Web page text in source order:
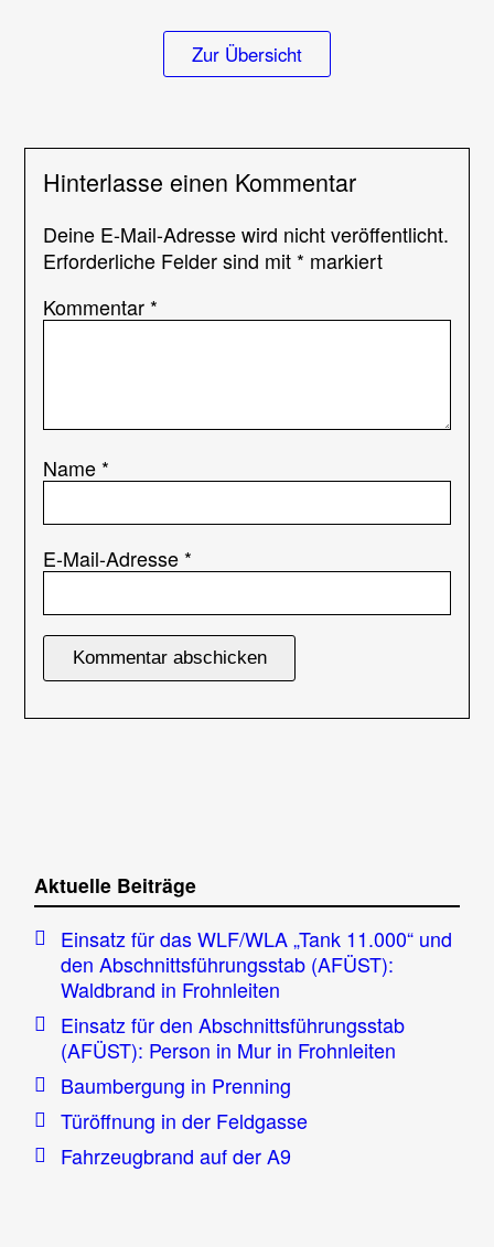
Zur Übersicht
Hinterlasse einen Kommentar
Deine E-Mail-Adresse wird nicht veröffentlicht.
Erforderliche Felder sind mit * markiert
Kommentar *
Name *
E-Mail-Adresse *
Aktuelle Beiträge
Einsatz für das WLF/WLA „Tank 11.000“ und
den Abschnittsführungsstab (AFÜST):
Waldbrand in Frohnleiten
Einsatz für den Abschnittsführungsstab
(AFÜST): Person in Mur in Frohnleiten
Baumbergung in Prenning
Türöffnung in der Feldgasse
Fahrzeugbrand auf der A9